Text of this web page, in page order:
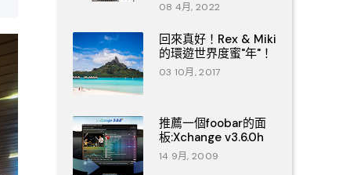
08 4月, 2022
回來真好！Rex & Miki
的環遊世界度蜜"年"！
03 10月, 2017
推薦一個foobar的面
板:Xchange v3.6.0h
14 9月, 2009